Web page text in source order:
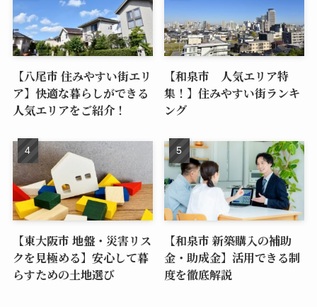
【八尾市 住みやすい街エリ
ア】快適な暮らしができる
人気エリアをご紹介！
【和泉市 人気エリア特
集！】住みやすい街ランキ
ング
【東大阪市 地盤・災害リス
クを見極める】安心して暮
らすための土地選び
【和泉市 新築購入の補助
金・助成金】活用できる制
度を徹底解説